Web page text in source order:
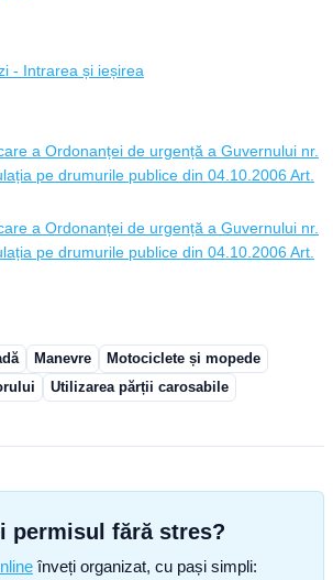
- Intrarea și ieșirea
a Ordonanței de urgență a Guvernului nr.
pe drumurile publice din 04.10.2006 Art.
a Ordonanței de urgență a Guvernului nr.
pe drumurile publice din 04.10.2006 Art.
Manevre
Motociclete și mopede
Utilizarea părții carosabile
permisul fără stres?
înveți organizat, cu pași simpli: